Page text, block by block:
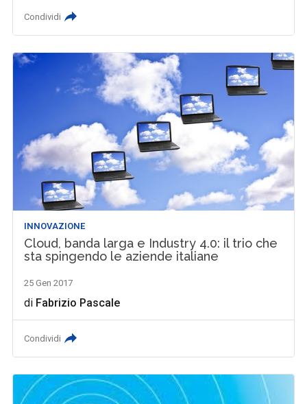
Condividi
INNOVAZIONE
Cloud, banda larga e Industry 4.0: il trio che
sta spingendo le aziende italiane
25 Gen 2017
di Fabrizio Pascale
Condividi